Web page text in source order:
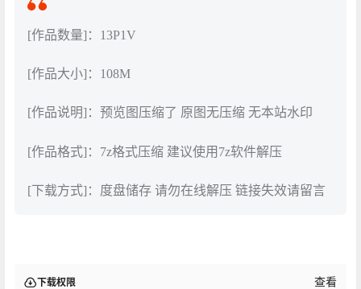
[作品数量]：13P1V
[作品大小]：108M
[作品说明]：预览图压缩了 原图无压缩 无本站水印
[作品格式]：7z格式压缩 建议使用7z软件解压
[下载方式]：度盘储存 请勿在线解压 链接失效请留言
下载权限 查看